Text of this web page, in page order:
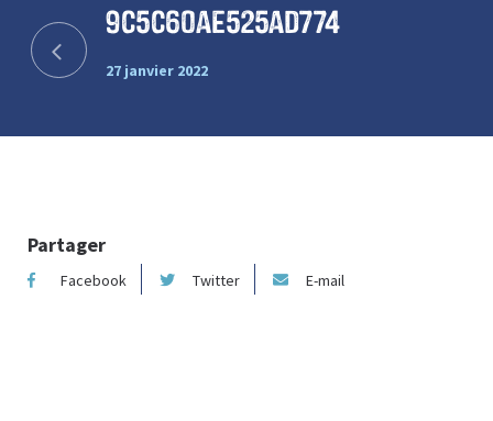
9c5c60ae525ad774
27 janvier 2022
Partager
Facebook Twitter E-mail